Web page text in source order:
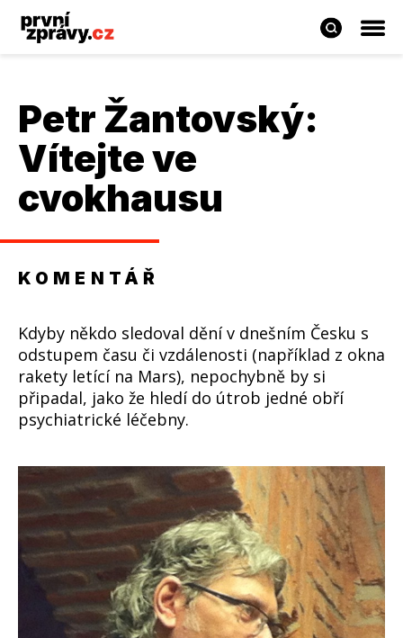
Petr Žantovský:
Vítejte ve
cvokhausu
KOMENTÁŘ
Kdyby někdo sledoval dění v dnešním Česku s
odstupem času či vzdálenosti (například z okna
rakety letící na Mars), nepochybně by si
připadal, jako že hledí do útrob jedné obří
psychiatrické léčebny.